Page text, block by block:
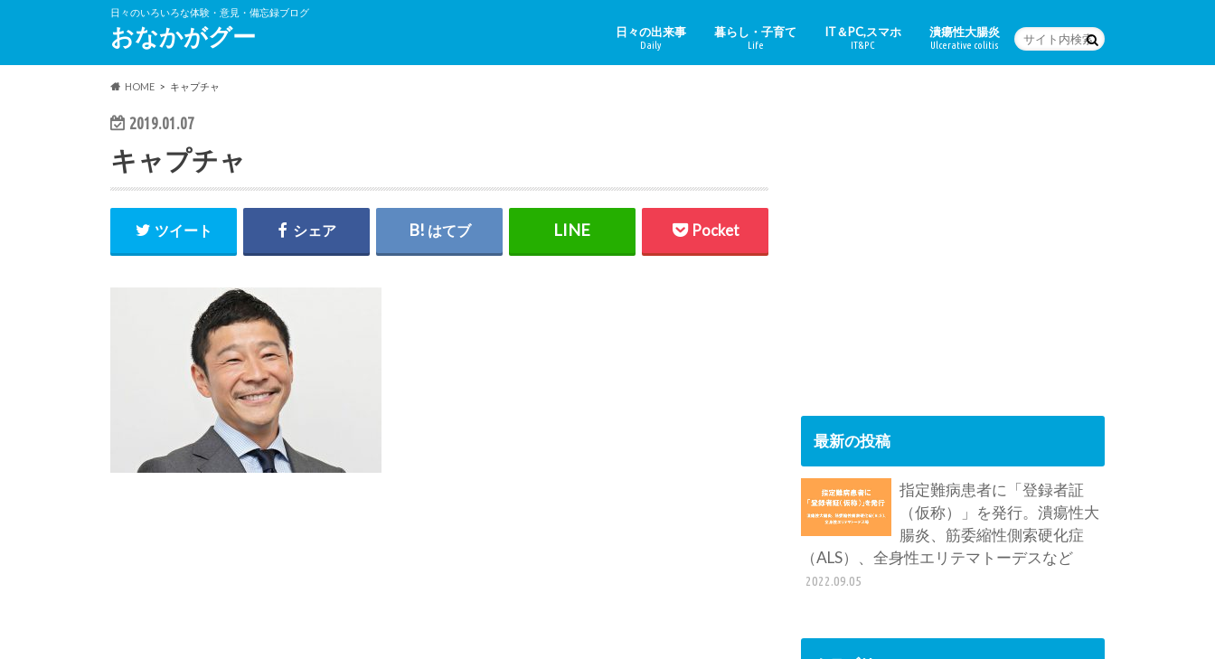
日々のいろいろな体験・意見・備忘録ブログ
おなかがグー 日々の出来事
Daily
暮らし・子育て
Life
IT＆PC,スマホ
IT&PC
潰瘍性大腸炎
Ulcerative colitis
HOME キャプチャ
2019.01.07
キャプチャ
ツイート シェア はてブ Pocket
最新の投稿
指定難病患者に「登録者証
（仮称）」を発行。潰瘍性大
腸炎、筋委縮性側索硬化症
（ALS）、全身性エリテマトーデスなど
2022.09.05